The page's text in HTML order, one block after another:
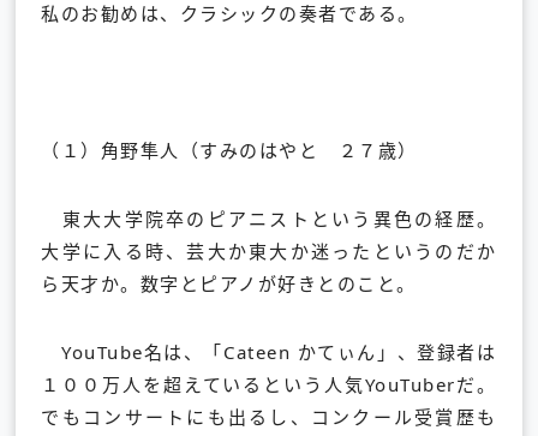
私のお勧めは、クラシックの奏者である。
（１）角野隼人（すみのはやと ２７歳）
東大大学院卒のピアニストという異色の経歴。
大学に入る時、芸大か東大か迷ったというのだか
ら天才か。数字とピアノが好きとのこと。
YouTube名は、「Cateen かてぃん」、登録者は
１００万人を超えているという人気YouTuberだ。
でもコンサートにも出るし、コンクール受賞歴も